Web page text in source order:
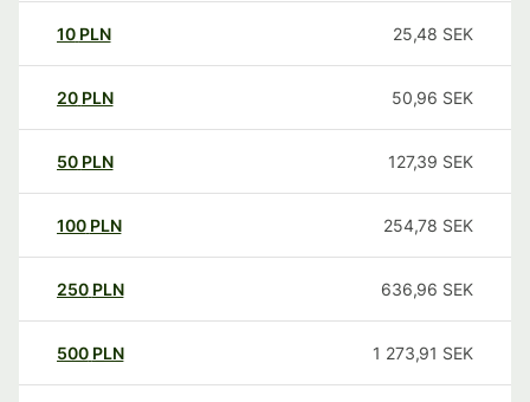
10 PLN 25,48 SEK
20 PLN 50,96 SEK
50 PLN 127,39 SEK
100 PLN 254,78 SEK
250 PLN 636,96 SEK
500 PLN 1 273,91 SEK